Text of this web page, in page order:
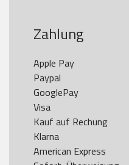
Zahlung
Apple Pay
Paypal
GooglePay
Visa
Kauf auf Rechung
Klarna
American Express